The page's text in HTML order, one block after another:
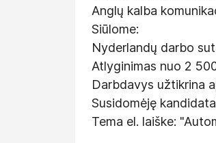
Anglų kalba
Siūlome:
Nyderlandų darbo
Atlyginimas nuo 2
Darbdavys užtikrina
Susidomėję
Tema el. laiške: